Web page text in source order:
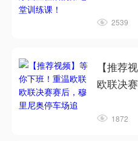
2539
【推荐
欧联决
1872